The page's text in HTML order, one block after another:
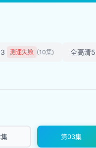
测速失败 (10集) 全高清5
第03集